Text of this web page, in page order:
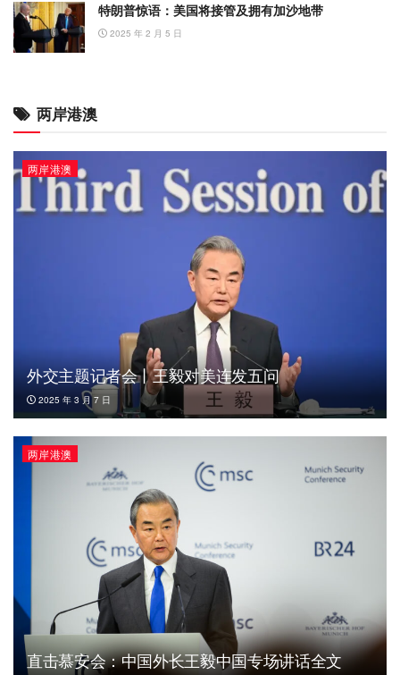
特朗普惊语：美国将接管及拥有加沙地带
2025 年 2 月 5 日
两岸港澳
两岸港澳
外交主题记者会丨王毅对美连发五问
2025 年 3 月 7 日
两岸港澳
直击慕安会：中国外长王毅中国专场讲话全文